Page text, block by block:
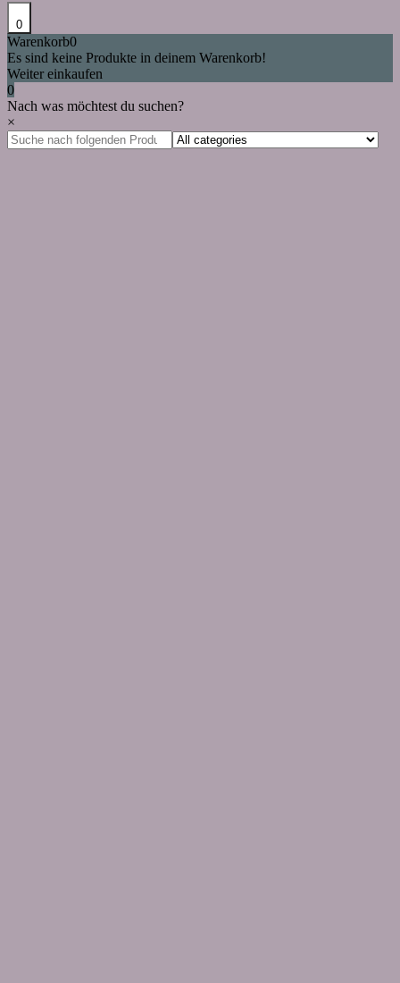
0
Warenkorb0
Es sind keine Produkte in deinem Warenkorb!
Weiter einkaufen
0
Nach was möchtest du suchen?
×